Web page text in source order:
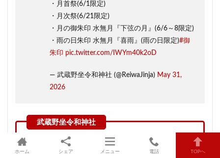
・月首祭(6/1限定)
・月次祭(6/21限定)
・月の御朱印 水無月『下弦の月』(6/6～8限定)
・雨の日朱印 水無月『喜雨』(雨の日限定)#御
朱印 pic.twitter.com/IWYm40k2oD
— 武蔵野坐令和神社 (@ReiwaJinja) May 31,
2026
住所：埼玉県所沢市東所沢和田3-31-3
ホーム シェア メニュー 電話 TOPへ